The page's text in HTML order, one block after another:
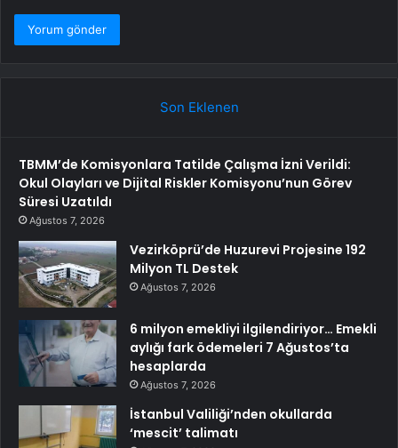
Son Eklenen
TBMM’de Komisyonlara Tatilde Çalışma İzni Verildi:
Okul Olayları ve Dijital Riskler Komisyonu’nun Görev
Süresi Uzatıldı
Ağustos 7, 2026
Vezirköprü’de Huzurevi Projesine 192
Milyon TL Destek
Ağustos 7, 2026
6 milyon emekliyi ilgilendiriyor… Emekli
aylığı fark ödemeleri 7 Ağustos’ta
hesaplarda
Ağustos 7, 2026
İstanbul Valiliği’nden okullarda
‘mescit’ talimatı